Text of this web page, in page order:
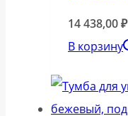
14 438,00₽
В корзину